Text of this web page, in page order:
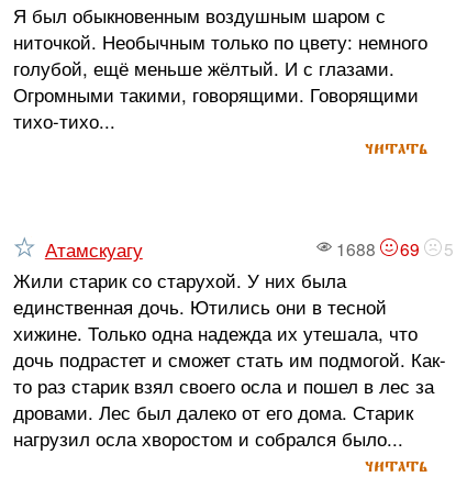
Я был обыкновенным воздушным шаром с
ниточкой. Необычным только по цвету: немного
голубой, ещё меньше жёлтый. И с глазами.
Огромными такими, говорящими. Говорящими
тихо-тихо...
читать
1688 69 5
Атамскуагу
Жили старик со старухой. У них была
единственная дочь. Ютились они в тесной
хижине. Только одна надежда их утешала, что
дочь подрастет и сможет стать им подмогой. Как-
то раз старик взял своего осла и пошел в лес за
дровами. Лес был далеко от его дома. Старик
нагрузил осла хворостом и собрался было...
читать